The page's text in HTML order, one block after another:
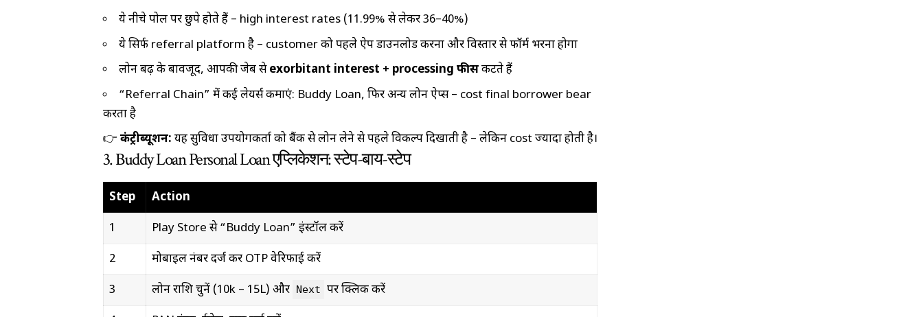
ये नीचे पोल पर छुपे होते हैं – high interest rates (11.99% से लेकर 36–40%)
ये सिर्फ referral platform है – customer को पहले ऐप डाउनलोड करना और विस्तार से फॉर्म भरना होगा
लोन बढ़ के बावजूद, आपकी जेब सेexorbitant interest + processing फीसकटते हैं
“Referral Chain” में कई लेयर्स कमाएं: Buddy Loan, फिर अन्य लोन ऐप्स – cost final borrower bear
करता है
👉 कंट्रीब्यूशन: यह सुविधा उपयोगकर्ता को बैंक से लोन लेने से पहले विकल्प दिखाती है – लेकिन cost ज्यादा होती है।
3. Buddy Loan Personal Loan एप्लिकेशन: स्टेप-बाय-स्टेप
Step Action
1 Play Store से “Buddy Loan” इंस्टॉल करें
2 मोबाइल नंबर दर्ज कर OTP वेरिफाई करें
3 लोन राशि चुनें (₹10k – ₹15L) और Next पर क्लिक करें